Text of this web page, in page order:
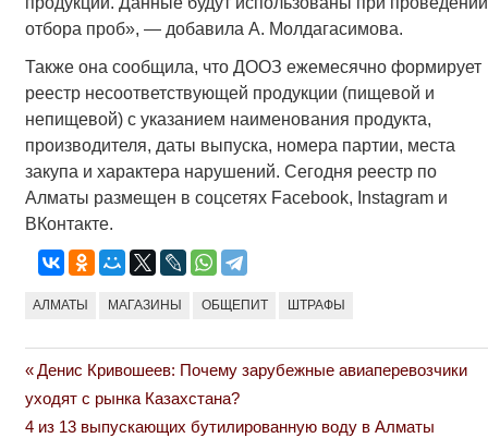
отбора проб», — добавила А. Молдагасимова.
Также она сообщила, что ДООЗ ежемесячно формирует
реестр несоответствующей продукции (пищевой и
непищевой) с указанием наименования продукта,
производителя, даты выпуска, номера партии, места
закупа и характера нарушений. Сегодня реестр по
Алматы размещен в соцсетях Facebook, Instagram и
ВКонтакте.
АЛМАТЫ МАГАЗИНЫ ОБЩЕПИТ ШТРАФЫ
Навигация
по
Previous
Post:
Денис Кривошеев: Почему зарубежные авиаперевозчики
уходят с рынка Казахстана?
Next
4 из 13 выпускающих бутилированную воду в Алматы